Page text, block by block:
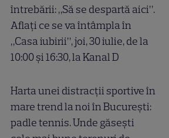
întrebării: „Să se despartă aici”.
Aflați ce se va întâmpla în
„Casa iubirii”, joi, 30 iulie, de la
10:00 și 16:30, la Kanal D
Harta unei distracții sportive în
mare trend la noi în București:
padle tennis. Unde găsești